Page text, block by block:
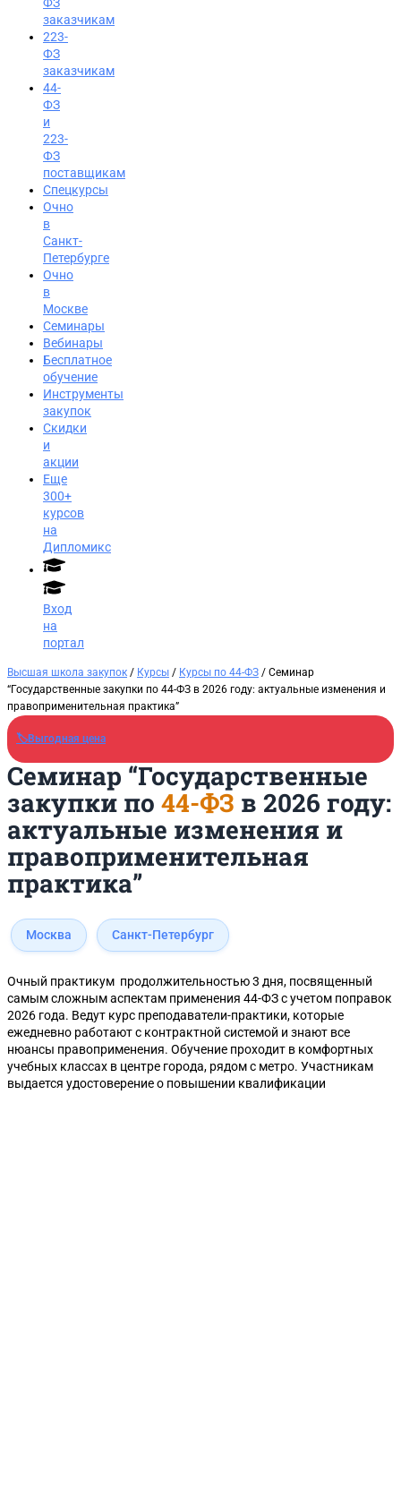
Вход на портал
8 (800) 200-24-26
Заказать звонок
заказчикам
223-
ФЗ
заказчикам
44-
ФЗ
и
223-
ФЗ
поставщикам
Спецкурсы
Очно
в
Санкт-
Петербурге
Очно
в
Москве
Семинары
Вебинары
Бесплатное
обучение
Инструменты
закупок
Скидки
и
акции
Еще
300+
курсов
на
Дипломикс
Вход
на
портал
Высшая школа закупок / Курсы / Курсы по 44-ФЗ / Семинар
“Государственные закупки по 44-ФЗ в 2026 году: актуальные изменения и
правоприменительная практика”
🏷️Выгодная цена
Семинар “Государственные
закупки по 44-ФЗ в 2026 году:
актуальные изменения и
правоприменительная
практика”
Москва Санкт-Петербург
Очный практикум продолжительностью 3 дня, посвященный
самым сложным аспектам применения 44-ФЗ с учетом поправок
2026 года. Ведут курс преподаватели-практики, которые
ежедневно работают с контрактной системой и знают все
нюансы правоприменения. Обучение проходит в комфортных
учебных классах в центре города, рядом с метро. Участникам
выдается удостоверение о повышении квалификации